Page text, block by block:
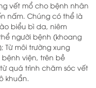
vết mổ cho bệnh nhân
nấm. Chúng có thể là
biểu bì da, niêm
người bệnh (khoang
Từ môi trường xung
viện, trên bề
quá trình chăm sóc vết
khuẩn.